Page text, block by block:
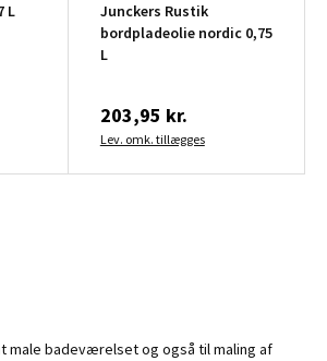
L
Junckers Rustik
bordpladeolie nordic 0,75
L
203,95 kr.
Lev. omk. tillægges
male badeværelset og også til maling af